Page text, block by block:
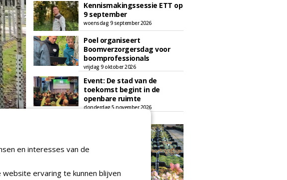
de
Kennismakingssessie ETT op
9 september
woensdag 9 september 2026
Poel organiseert
Boomverzorgersdag voor
boomprofessionals
vrijdag 9 oktober 2026
Event: De stad van de
toekomst begint in de
openbare ruimte
donderdag 5 november 2026
en interesses van de
ervaring te kunnen blijven